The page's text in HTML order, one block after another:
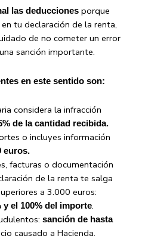
las deducciones porque
tu declaración de la renta,
de no cometer un error
sanción importante.
en este sentido son:
considera la infracción
de la cantidad recibida.
o incluyes información
euros.
facturas o documentación
de la renta te salga
a 3.000 euros:
y el 100% del importe.
sanción de hasta
causado a Hacienda.